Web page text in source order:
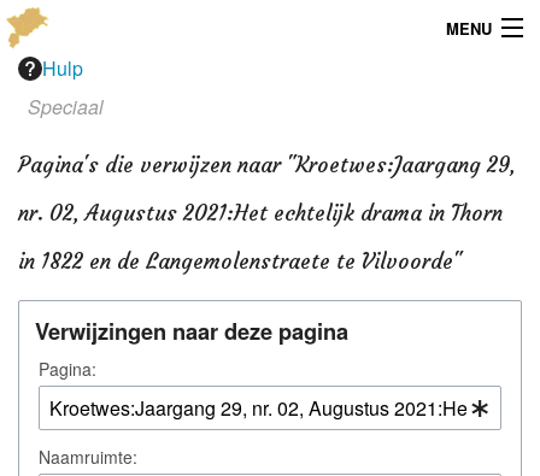
MENU
Menu
Locaties
Kaarten
Overig
Verenigingsinfo
Hulp
Speciaal
Pagina's die verwijzen naar "Kroetwes:Jaargang 29,
nr. 02, Augustus 2021:Het echtelijk drama in Thorn
in 1822 en de Langemolenstraete te Vilvoorde"
Verwijzingen naar deze pagina
Pagina:
Naamruimte: